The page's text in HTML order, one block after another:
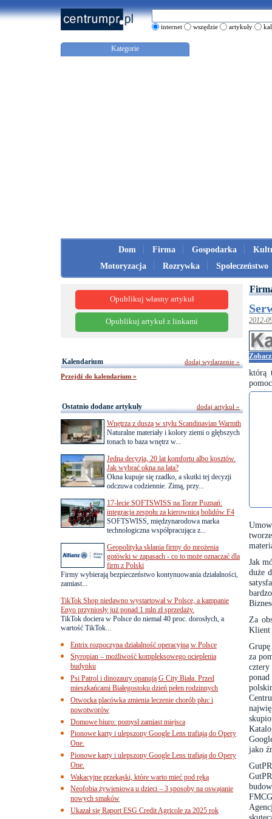
internet wszędzie artykuły
Kategorie
Dom Firma Gospodarka
Motoryzacja
Rozrywka Społeczeństwo
2012-
którą
Jak
duże
Za
Klient
za
jako
Opublikuj własny artykuł
Opublikuj artykuł z linkami
Kalendarium
Przejdź do kalendarium »
dodaj wydarzenie »
Ostatnio dodane artykuły
Wnętrza z duszą w stylu Scandinavian Warmth
Naturalne materiały i kolory ziemi o głębszych
tonach to baza wnętrz w...
Jedna decyzja, 20 lat komfortu albo kosztów.
Jak wybrać okna na lata?
Okna kupuje się rzadko, a skutki tej decyzji
odczuwa codziennie. Zimą, przy...
17-lecie SOFTSWISS na Torze Poznań:
integracja zespołu za kierownicą bolidów F4
SOFTSWISS, międzynarodowa marka
technologiczna współpracująca z...
Geopolityka skłania firmy do mrożenia
gotówki w zapasach - co to może oznaczać dla
firm z Polski
Firmy wybierają bezpieczeństwo kontynuowania działalności,
zamiast...
TikTok Shop niedawno wystartował w Polsce, a kampanie
Enyo przyniosły już ponad 1 mln zł sprzedaży.
TikTok dociera w Polsce do niemal 40 proc. dorosłych, a
wartość TikTok...
Entrix rozpoczyna działalność operacyjną w Polsce
Styropian – możliwość kompleksowego ocieplenia
budynku
Psi Patrol i dinozaury opanują G City Biała. Przed
mieszkańcami Białegostoku dzień pełen rodzinnych
Otwocka placówka zmienia leczenie chorób płuc i
nowotworów
Domowe biuro: pomysł zamiast miejsca
Pionowe karty i ulepszony Google Lens trafiają do Opery
One.
Pionowe karty i ulepszony Google Lens trafiają do Opery
One.
Wakacyjne przekąski, które warto mieć pod ręką
Neofobia żywieniowa u dzieci – 3 sposoby na oswajanie
nowych smaków
Ukazał się Raport ESG Credit Agricole za 2025 rok
dodaj artykuł »